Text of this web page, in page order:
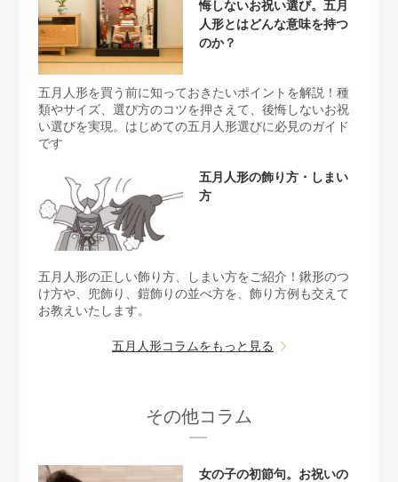
悔しないお祝い選び。五月
人形とはどんな意味を持つ
のか？
五月人形を買う前に知っておきたいポイントを解説！種
類やサイズ、選び方のコツを押さえて、後悔しないお祝
い選びを実現。はじめての五月人形選びに必見のガイド
です
五月人形の飾り方・しまい
方
五月人形の正しい飾り方、しまい方をご紹介！鍬形のつ
け方や、兜飾り、鎧飾りの並べ方を、飾り方例も交えて
お教えいたします。
五月人形コラムをもっと見る
その他コラム
女の子の初節句。お祝いの